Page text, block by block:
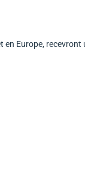
en Europe, recevront